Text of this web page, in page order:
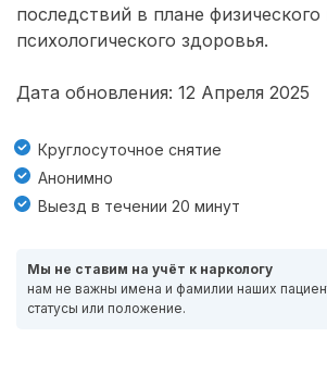
последствий в плане физического
психологического здоровья.
Дата обновления: 12 Апреля 2025
Круглосуточное снятие
Анонимно
Выезд в течении 20 минут
Мы не ставим на учёт к наркологу
нам не важны имена и фамилии наших
статусы или положение.